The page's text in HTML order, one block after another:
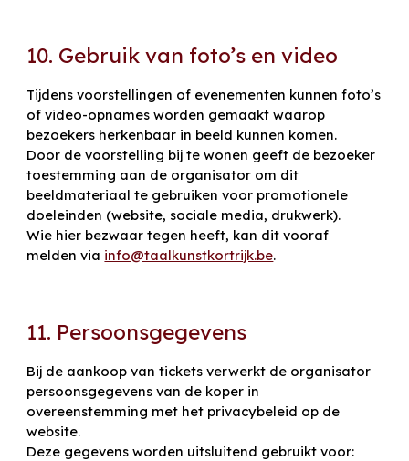
10. Gebruik van foto’s en video
Tijdens voorstellingen of evenementen kunnen foto’s
of video-opnames worden gemaakt waarop
bezoekers herkenbaar in beeld kunnen komen.
Door de voorstelling bij te wonen geeft de bezoeker
toestemming aan de organisator om dit
beeldmateriaal te gebruiken voor promotionele
doeleinden (website, sociale media, drukwerk).
Wie hier bezwaar tegen heeft, kan dit vooraf
melden via info@taalkunstkortrijk.be.
11. Persoonsgegevens
Bij de aankoop van tickets verwerkt de organisator
persoonsgegevens van de koper in
overeenstemming met het privacybeleid op de
website.
Deze gegevens worden uitsluitend gebruikt voor: